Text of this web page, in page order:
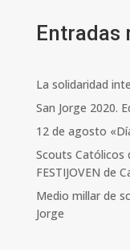
Entradas
La solidaridad
San Jorge 2020.
12 de agosto
Scouts Católicos
FESTIJOVEN de
Medio millar de
Jorge